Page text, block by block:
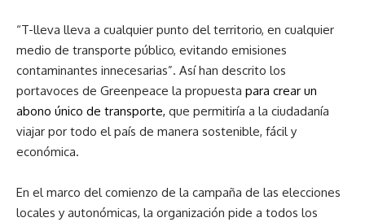
“T-lleva lleva a cualquier punto del territorio, en cualquier
medio de transporte público, evitando emisiones
contaminantes innecesarias”. Así han descrito los
portavoces de Greenpeace la propuesta para crear un
abono único de transporte, que permitiría a la ciudadanía
viajar por todo el país de manera sostenible, fácil y
económica.
En el marco del comienzo de la campaña de las elecciones
locales y autonómicas, la organización pide a todos los